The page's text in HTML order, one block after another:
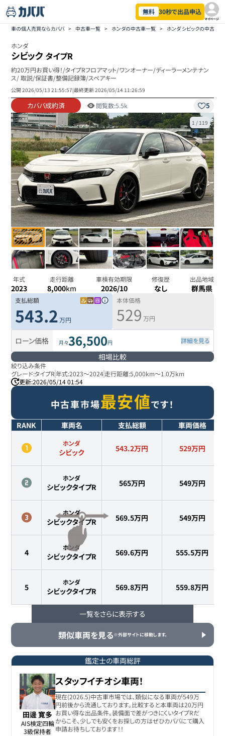
無料 30秒で出品申込
マイページ
車の個人売買ならカババ > 中古車一覧 > ホンダの中古車一覧 > ホンダ シビックの中古車
ホンダ
シビック タイプR
約20万円お買い得！/タイプRフロアマット/ワンオーナー/ディーラーメンテナン
ス/ 取説/保証書/整備記録簿/スペアキー
公開2026/05/13 21:55:57|最終更新2026/05/14 11:26:59
カババ成約済 閲覧数:5.5k 5
1 / 119
年式
2023
走行距離
8,000km
車検有効期限
2026/10
修復歴
なし
出品地域
群馬県
支払総額
543.2 万円
本体価格
529 万円
ローン価格 月々36,500円 詳細を見る
相場比較
絞り込み条件
グレード:タイプR 年式:2023～2024走行距離:5,000km～1.0万km
更新:2026/05/14 01:54
中古車市場最安値です！
RANK 車両名 支払総額 車両価格
ホンダ
シビック 543.2万円 529万円
ホンダ
シビックタイプR 565万円 549万円
ホンダ
シビックタイプR 569.5万円 549万円
4
ホンダ
シビックタイプR 569.6万円 555.5万円
5
ホンダ
シビックタイプR 569.8万円 559.8万円
6
ホンダ
シビックタイプR 573.7万円 559.9万円
7 シビックタイプR 575.4万円 564.8万円
8
ホンダ
シビックタイプR 578.8万円 571.2万円
9
ホンダ
シビックタイプR 581万円 569.8万円
一覧をさらに表示する
類似車両を見る※外部サイトに移動します。
鑑定士の車両総評
田邊 寛多
AIS検定四輪
3級保持者
スタッフイチオシ車両！
現在(2026.5)中古車市場では、類似になる車両が549万
円前後から流通しております。比較すると本車両は20万円
お買い得な出品条件。装備面で差がつきにくいタイプRだ
からこそ、少しでも安くをお探しの方はぜひカババにて購入
申請お待ちしております！！